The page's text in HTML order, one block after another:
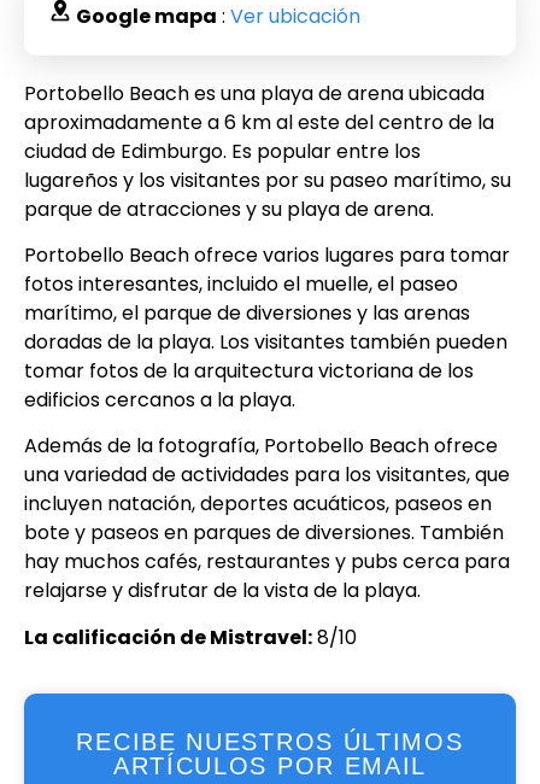
Google mapa : Ver ubicación
Portobello Beach es una playa de arena ubicada
aproximadamente a 6 km al este del centro de la
ciudad de Edimburgo. Es popular entre los
lugareños y los visitantes por su paseo marítimo, su
parque de atracciones y su playa de arena.
Portobello Beach ofrece varios lugares para tomar
fotos interesantes, incluido el muelle, el paseo
marítimo, el parque de diversiones y las arenas
doradas de la playa. Los visitantes también pueden
tomar fotos de la arquitectura victoriana de los
edificios cercanos a la playa.
Además de la fotografía, Portobello Beach ofrece
una variedad de actividades para los visitantes, que
incluyen natación, deportes acuáticos, paseos en
bote y paseos en parques de diversiones. También
hay muchos cafés, restaurantes y pubs cerca para
relajarse y disfrutar de la vista de la playa.
La calificación de Mistravel:8/10
RECIBE NUESTROS ÚLTIMOS
ARTÍCULOS POR EMAIL